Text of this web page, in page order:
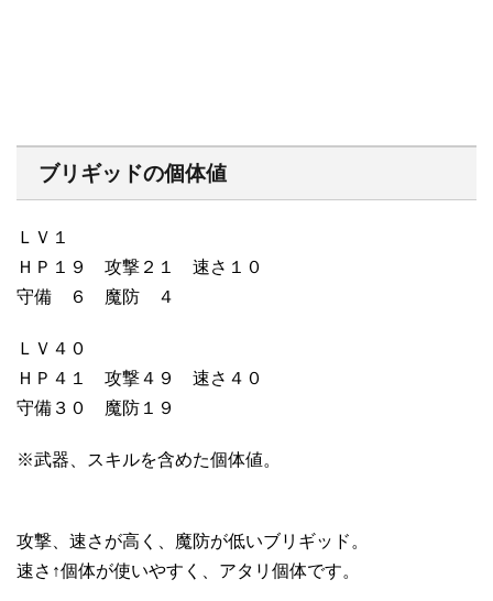
ブリギッドの個体値
ＬＶ１
ＨＰ１９ 攻撃２１ 速さ１０
守備 ６ 魔防 ４
ＬＶ４０
ＨＰ４１ 攻撃４９ 速さ４０
守備３０ 魔防１９
※武器、スキルを含めた個体値。
攻撃、速さが高く、魔防が低いブリギッド。
速さ↑個体が使いやすく、アタリ個体です。